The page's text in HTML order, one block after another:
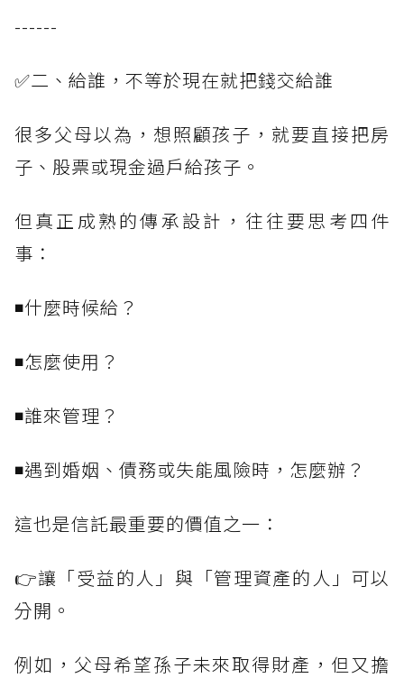
------
✅二、給誰，不等於現在就把錢交給誰
很多父母以為，想照顧孩子，就要直接把房
子、股票或現金過戶給孩子。
但真正成熟的傳承設計，往往要思考四件
事：
◾什麼時候給？
◾怎麼使用？
◾誰來管理？
◾遇到婚姻、債務或失能風險時，怎麼辦？
這也是信託最重要的價值之一：
👉讓「受益的人」與「管理資產的人」可以
分開。
例如，父母希望孫子未來取得財產，但又擔